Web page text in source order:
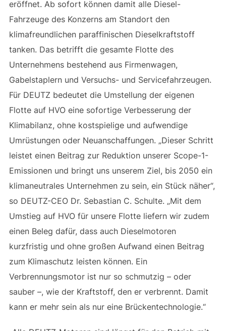
eröffnet. Ab sofort können damit alle Diesel-
Fahrzeuge des Konzerns am Standort den
klimafreundlichen paraffinischen Dieselkraftstoff
tanken. Das betrifft die gesamte Flotte des
Unternehmens bestehend aus Firmenwagen,
Gabelstaplern und Versuchs- und Servicefahrzeugen.
Für DEUTZ bedeutet die Umstellung der eigenen
Flotte auf HVO eine sofortige Verbesserung der
Klimabilanz, ohne kostspielige und aufwendige
Umrüstungen oder Neuanschaffungen. „Dieser Schritt
leistet einen Beitrag zur Reduktion unserer Scope-1-
Emissionen und bringt uns unserem Ziel, bis 2050 ein
klimaneutrales Unternehmen zu sein, ein Stück näher“,
so DEUTZ-CEO Dr. Sebastian C. Schulte. „Mit dem
Umstieg auf HVO für unsere Flotte liefern wir zudem
einen Beleg dafür, dass auch Dieselmotoren
kurzfristig und ohne großen Aufwand einen Beitrag
zum Klimaschutz leisten können. Ein
Verbrennungsmotor ist nur so schmutzig – oder
sauber –, wie der Kraftstoff, den er verbrennt. Damit
kann er mehr sein als nur eine Brückentechnologie.“